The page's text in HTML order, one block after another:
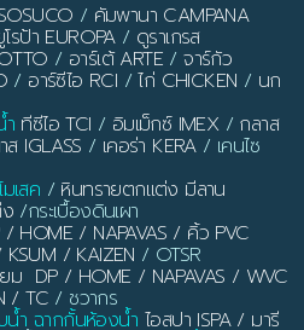
/ คัมพานา CAMPANA
รป้า EUROPA/ ดูราเกรส
/ อาร์เต้ ARTE /จาร์กัว
/ อาร์ซีไอ RCI /ไก่ CHICKEN / นก
ำ ทีซีไอ TCI / อิมเม็กซ์ IMEX/ กลาส
ส IGLASS / เคอร่า KERA/ เคนไซ
เสค / หินทรายตกแต่ง มีลาน
/กระเบื้องดินเผา
HOME / NAPAVAS / คิ้ว PVC
/ KAIZEN / OTSR
ม DP / HOME / NAPAVAS / WVC
/ TC / ชวากร
น้ำ ฉากกั้นห้องน้ำ ไอสปา ISPA / มารี